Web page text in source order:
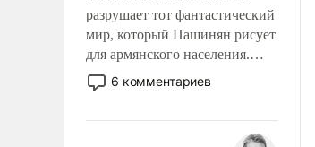
разрушает тот фантастический
мир, который Пашинян рисует
для армянского населения.
Мир, где этому населению все
должны просто по
политические прожекты будут
6 комментариев